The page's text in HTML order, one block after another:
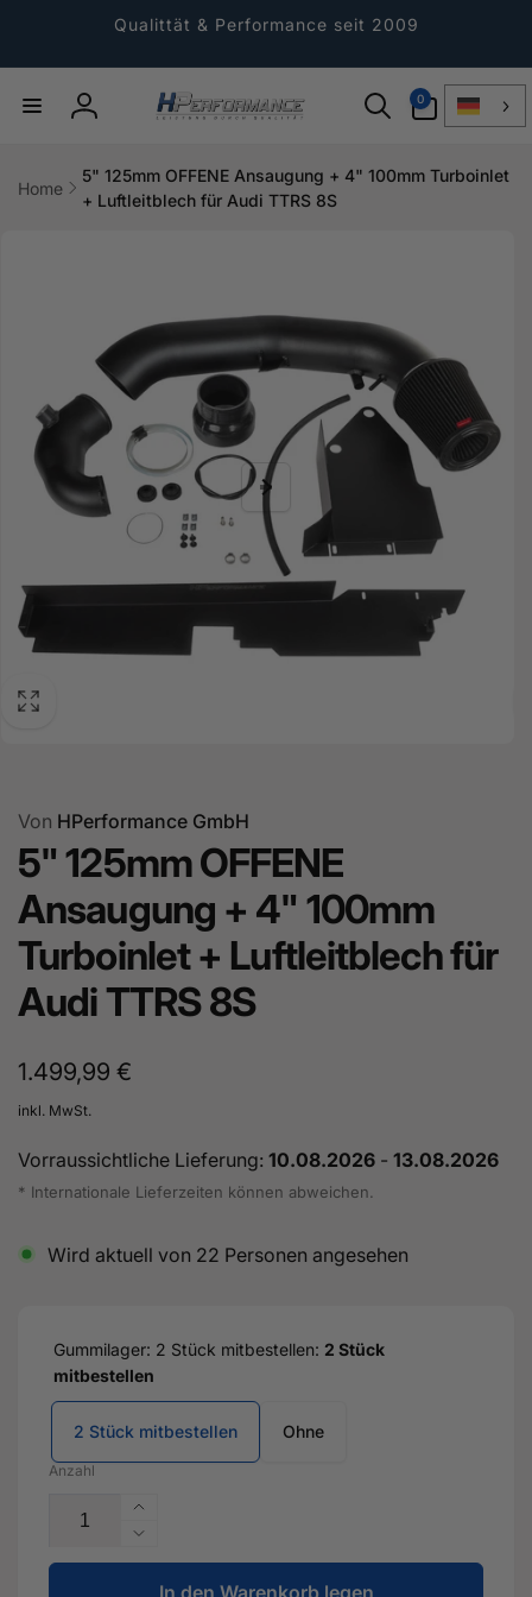
Qualittät & Performance seit 2009
Einloggen
0
Artikel
Home
5" 125mm OFFENE Ansaugung + 4" 100mm Turboinlet
+ Luftleitblech für Audi TTRS 8S
Von HPerformance GmbH
5" 125mm OFFENE
Ansaugung + 4" 100mm
Turboinlet + Luftleitblech für
Audi TTRS 8S
Normaler
Preis
1.499,99 €
inkl. MwSt.
Vorraussichtliche Lieferung: 10.08.2026 - 13.08.2026
* Internationale Lieferzeiten können abweichen.
Wird aktuell von 22 Personen angesehen
Gummilager: 2 Stück mitbestellen: 2 Stück
mitbestellen
2 Stück mitbestellen Ohne
Anzahl
Erhöhe
die
Menge
für
Verringere
die